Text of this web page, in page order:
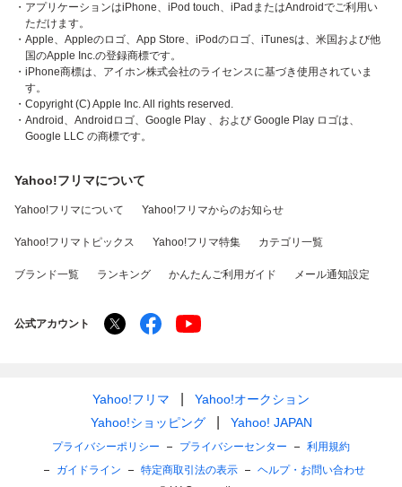
・アプリケーションはiPhone、iPod touch、iPadまたはAndroidでご利用い
ただけます。
・Apple、Appleのロゴ、App Store、iPodのロゴ、iTunesは、米国および他
国のApple Inc.の登録商標です。
・iPhone商標は、アイホン株式会社のライセンスに基づき使用されていま
す。
・Copyright (C) Apple Inc. All rights reserved.
・Android、Androidロゴ、Google Play 、および Google Play ロゴは、
Google LLC の商標です。
Yahoo!フリマについて
Yahoo!フリマについて Yahoo!フリマからのお知らせ
Yahoo!フリマトピックス Yahoo!フリマ特集 カテゴリ一覧
ブランド一覧 ランキング かんたんご利用ガイド メール通知設定
公式アカウント
Yahoo!フリマ
Yahoo!オークション
Yahoo!ショッピング
Yahoo! JAPAN
プライバシーポリシー プライバシーセンター
利用規約
ガイドライン
特定商取引法の表示
ヘルプ・お問い合わせ